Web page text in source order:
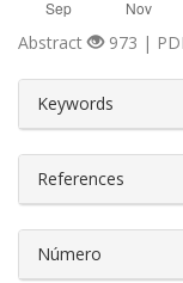
Abstract 973 |
Keywords
References
Número